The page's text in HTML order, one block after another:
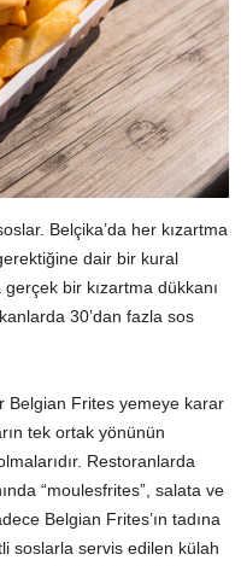
Belçika’da her kızartma
dair bir kural
bir kızartma dükkanı
30’dan fazla sos
Belgian Frites yemeye karar
tek ortak yönünün
Restoranlarda
“moulesfrites”, salata ve
Belgian Frites’ın tadına
soslarla servis edilen külah